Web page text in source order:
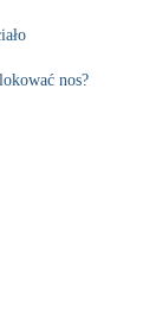
nos?